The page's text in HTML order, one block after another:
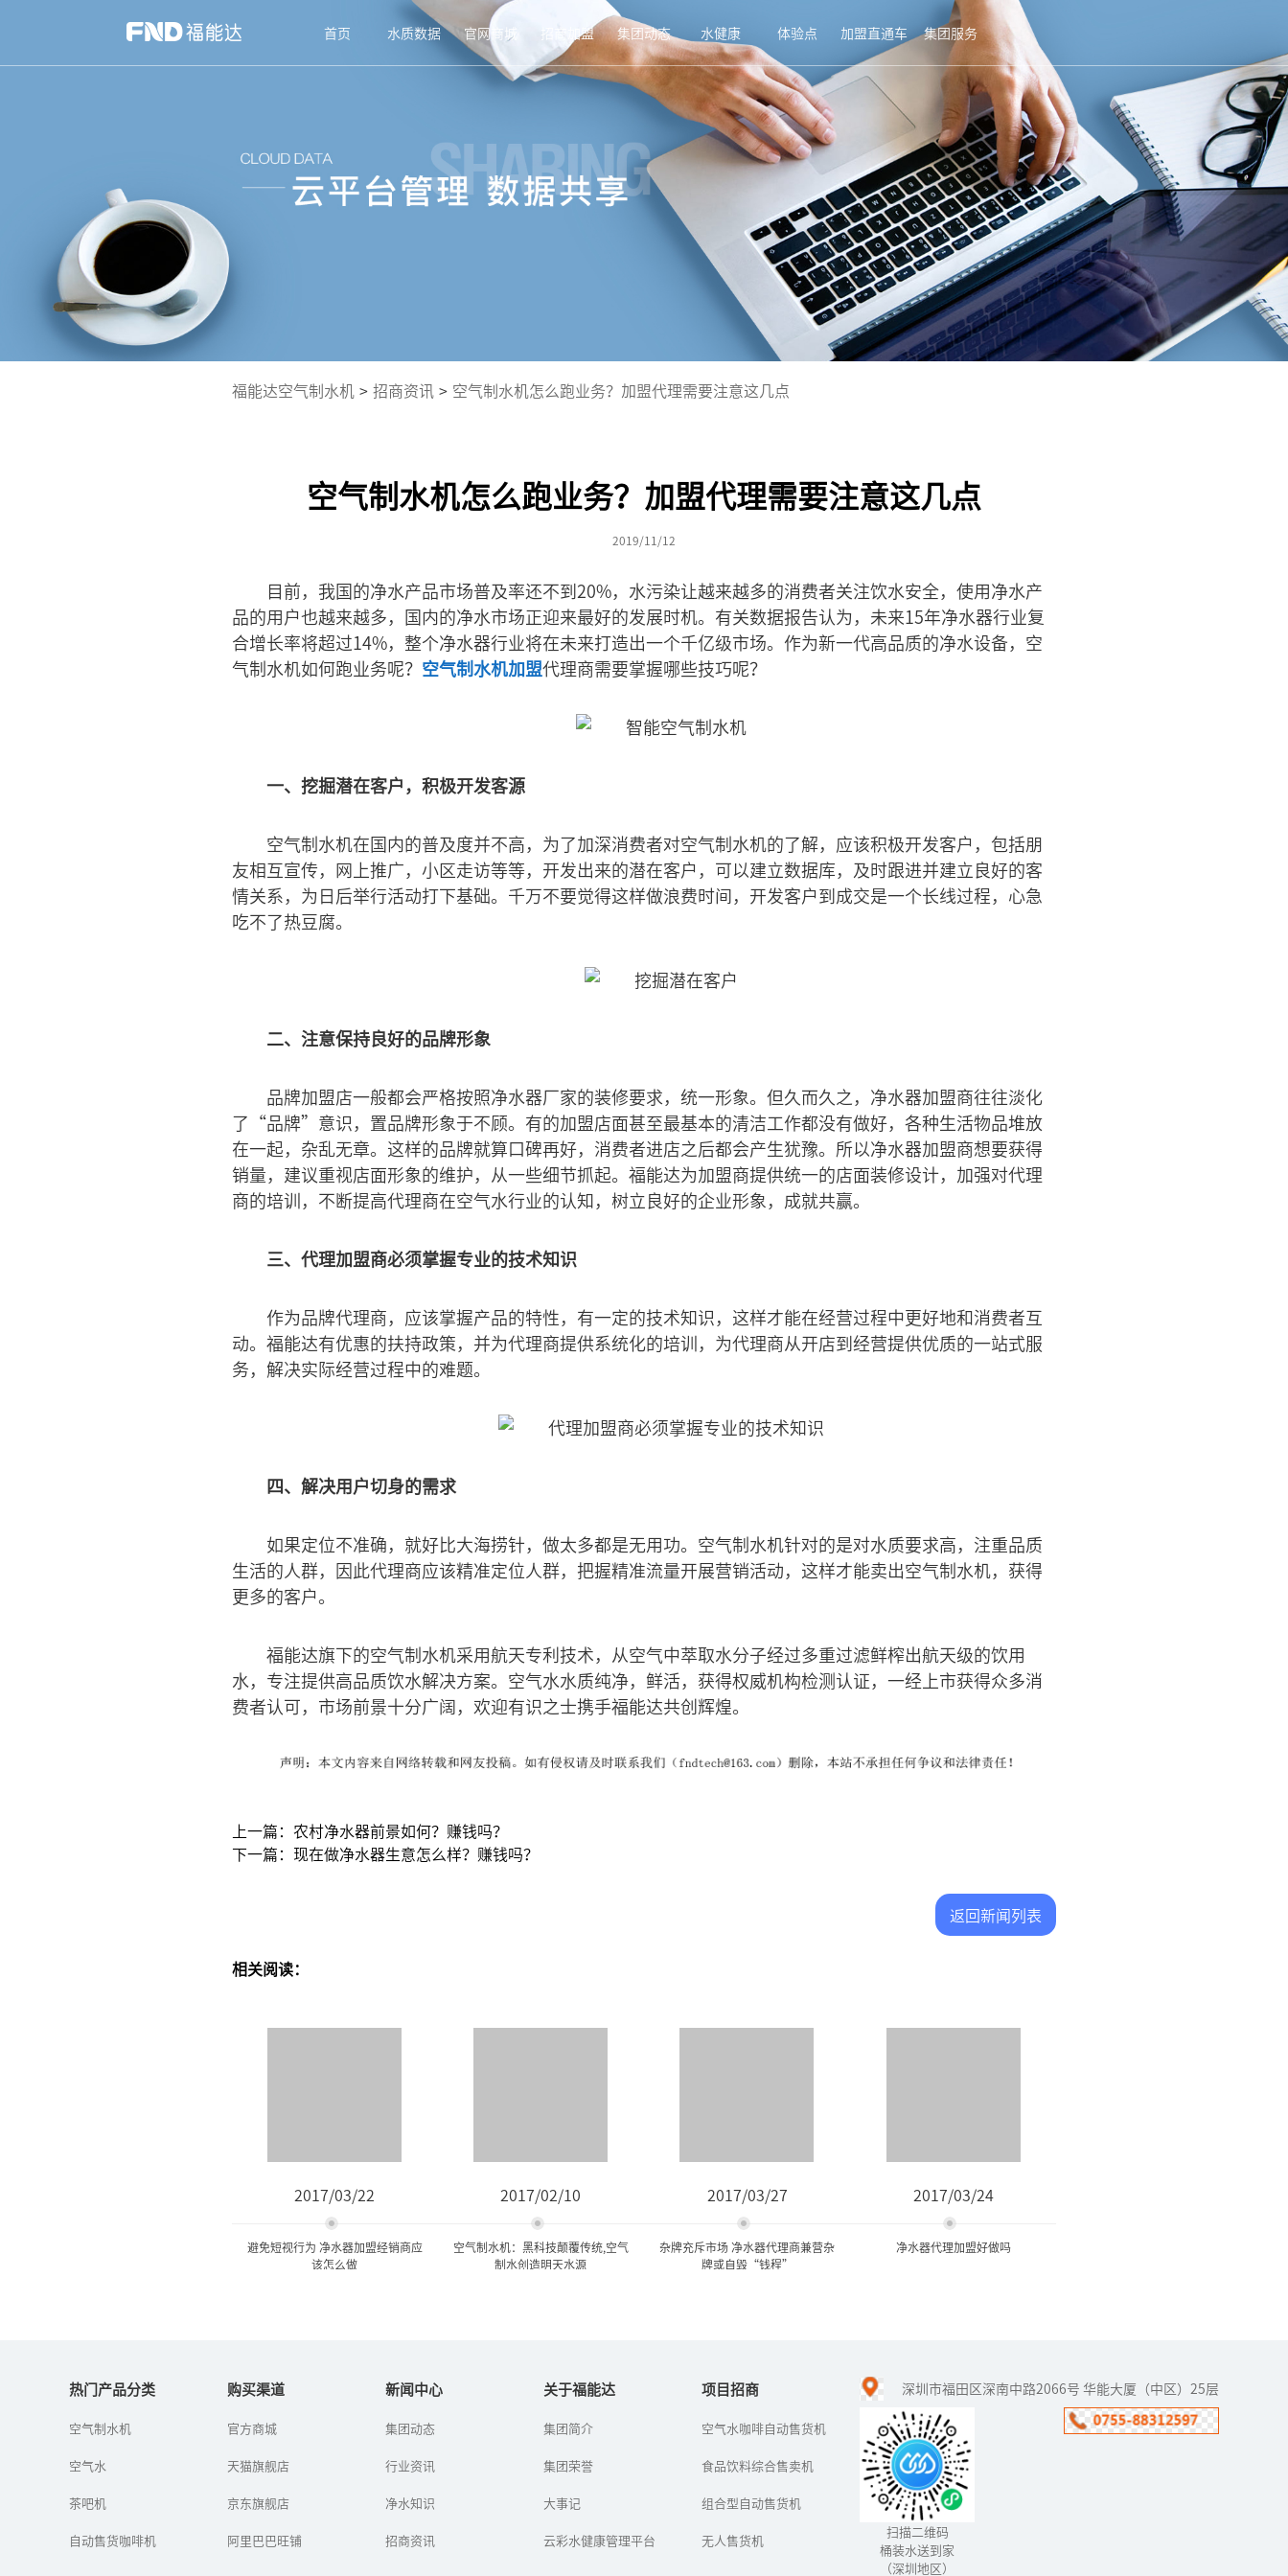
首页 水质数据 官网商城 招商加盟 集团动态 水健康 体验点 加盟直通车 集团服务
福能达空气制水机 > 招商资讯 > 空气制水机怎么跑业务？加盟代理需要注意这几点
空气制水机怎么跑业务？加盟代理需要注意这几点
2019/11/12
目前，我国的净水产品市场普及率还不到20%，水污染让越来越多的消费者关注饮水安全，使用净水产
品的用户也越来越多，国内的净水市场正迎来最好的发展时机。有关数据报告认为，未来15年净水器行业复
合增长率将超过14%，整个净水器行业将在未来打造出一个千亿级市场。作为新一代高品质的净水设备，空
气制水机如何跑业务呢？ 空气制水机加盟代理商需要掌握哪些技巧呢？
一、挖掘潜在客户，积极开发客源
空气制水机在国内的普及度并不高，为了加深消费者对空气制水机的了解，应该积极开发客户，包括朋
友相互宣传，网上推广，小区走访等等，开发出来的潜在客户，可以建立数据库，及时跟进并建立良好的客
情关系，为日后举行活动打下基础。千万不要觉得这样做浪费时间，开发客户到成交是一个长线过程，心急
吃不了热豆腐。
二、注意保持良好的品牌形象
品牌加盟店一般都会严格按照净水器厂家的装修要求，统一形象。但久而久之，净水器加盟商往往淡化
了“品牌”意识，置品牌形象于不顾。有的加盟店面甚至最基本的清洁工作都没有做好，各种生活物品堆放
在一起，杂乱无章。这样的品牌就算口碑再好，消费者进店之后都会产生犹豫。所以净水器加盟商想要获得
销量，建议重视店面形象的维护，从一些细节抓起。福能达为加盟商提供统一的店面装修设计，加强对代理
商的培训，不断提高代理商在空气水行业的认知，树立良好的企业形象，成就共赢。
三、代理加盟商必须掌握专业的技术知识
作为品牌代理商，应该掌握产品的特性，有一定的技术知识，这样才能在经营过程中更好地和消费者互
动。福能达有优惠的扶持政策，并为代理商提供系统化的培训，为代理商从开店到经营提供优质的一站式服
务，解决实际经营过程中的难题。
四、解决用户切身的需求
如果定位不准确，就好比大海捞针，做太多都是无用功。空气制水机针对的是对水质要求高，注重品质
生活的人群，因此代理商应该精准定位人群，把握精准流量开展营销活动，这样才能卖出空气制水机，获得
更多的客户。
福能达旗下的空气制水机采用航天专利技术，从空气中萃取水分子经过多重过滤鲜榨出航天级的饮用
水，专注提供高品质饮水解决方案。空气水水质纯净，鲜活，获得权威机构检测认证，一经上市获得众多消
费者认可，市场前景十分广阔，欢迎有识之士携手福能达共创辉煌。
上一篇：农村净水器前景如何？赚钱吗？
下一篇：现在做净水器生意怎么样？赚钱吗？
返回新闻列表
相关阅读：
2017/03/22
避免短视行为 净水器加盟经销商应
该怎么做
水污染日益严峻、企业热
意识提升将持续为净水行
是从当前净水市场容量来
2017/02/10
空气制水机：黑科技颠覆传统,空气
制水创造明天水源
空气制水机也叫空气造水
福能达空气与水科技发展
空气制水设备。它是通过
2017/03/27
杂牌充斥市场 净水器代理商兼营杂
牌或自毁“钱程”
随着净水器行业进入品牌
器产品处于鱼龙混杂的局
商更不在少数。杂牌产品
2017/03/24
净水器代理加盟好做吗
净水器行业从落地到中国
开始，一直以骄人的姿态
前进着，这些年来也取得
了相当大的成绩。但随着
净水器市场的竞争不断激
烈化，生产...
热门产品分类
空气制水机
空气水
茶吧机
自动售货咖啡机
购买渠道
官方商城
天猫旗舰店
京东旗舰店
阿里巴巴旺铺
新闻中心
集团动态
行业资讯
净水知识
招商资讯
关于福能达
集团简介
集团荣誉
大事记
云彩水健康管理平台
项目招商
空气水咖啡自动售货机
食品饮料综合售卖机
组合型自动售货机
无人售货机
深圳市福田区深南中路2066号 华能大厦（中区）25层
扫描二维码
桶装水送到家
（深圳地区）